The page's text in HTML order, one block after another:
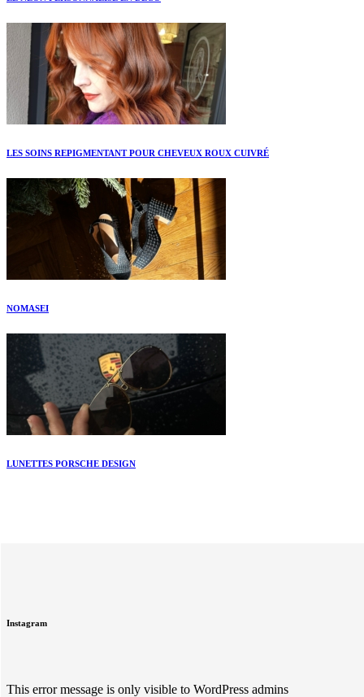
LES SOINS REPIGMENTANT POUR CHEVEUX ROUX CUIVRÉ
NOMASEI
LUNETTES PORSCHE DESIGN
Instagram
This error message is only visible to WordPress admins